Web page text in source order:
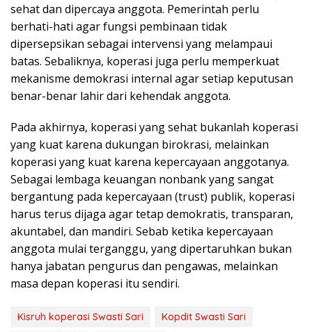
sehat dan dipercaya anggota. Pemerintah perlu
berhati-hati agar fungsi pembinaan tidak
dipersepsikan sebagai intervensi yang melampaui
batas. Sebaliknya, koperasi juga perlu memperkuat
mekanisme demokrasi internal agar setiap keputusan
benar-benar lahir dari kehendak anggota.
Pada akhirnya, koperasi yang sehat bukanlah koperasi
yang kuat karena dukungan birokrasi, melainkan
koperasi yang kuat karena kepercayaan anggotanya.
Sebagai lembaga keuangan nonbank yang sangat
bergantung pada kepercayaan (trust) publik, koperasi
harus terus dijaga agar tetap demokratis, transparan,
akuntabel, dan mandiri. Sebab ketika kepercayaan
anggota mulai terganggu, yang dipertaruhkan bukan
hanya jabatan pengurus dan pengawas, melainkan
masa depan koperasi itu sendiri.
Kisruh koperasi Swasti Sari
Kopdit Swasti Sari